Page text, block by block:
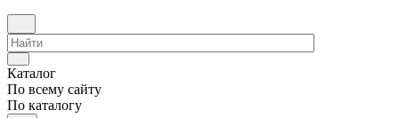
Каталог
По всему сайту
По каталогу